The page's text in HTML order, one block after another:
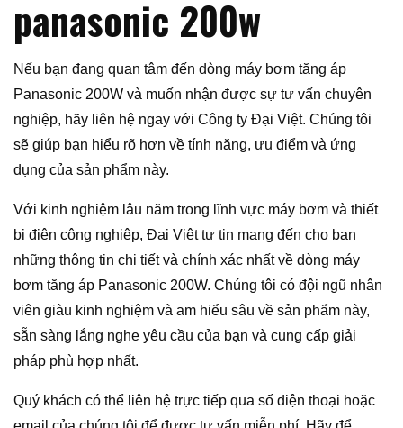
panasonic 200w
Nếu bạn đang quan tâm đến dòng máy bơm tăng áp
Panasonic 200W và muốn nhận được sự tư vấn chuyên
nghiệp, hãy liên hệ ngay với Công ty Đại Việt. Chúng tôi
sẽ giúp bạn hiểu rõ hơn về tính năng, ưu điểm và ứng
dụng của sản phẩm này.
Với kinh nghiệm lâu năm trong lĩnh vực máy bơm và thiết
bị điện công nghiệp, Đại Việt tự tin mang đến cho bạn
những thông tin chi tiết và chính xác nhất về dòng máy
bơm tăng áp Panasonic 200W. Chúng tôi có đội ngũ nhân
viên giàu kinh nghiệm và am hiểu sâu về sản phẩm này,
sẵn sàng lắng nghe yêu cầu của bạn và cung cấp giải
pháp phù hợp nhất.
Quý khách có thể liên hệ trực tiếp qua số điện thoại hoặc